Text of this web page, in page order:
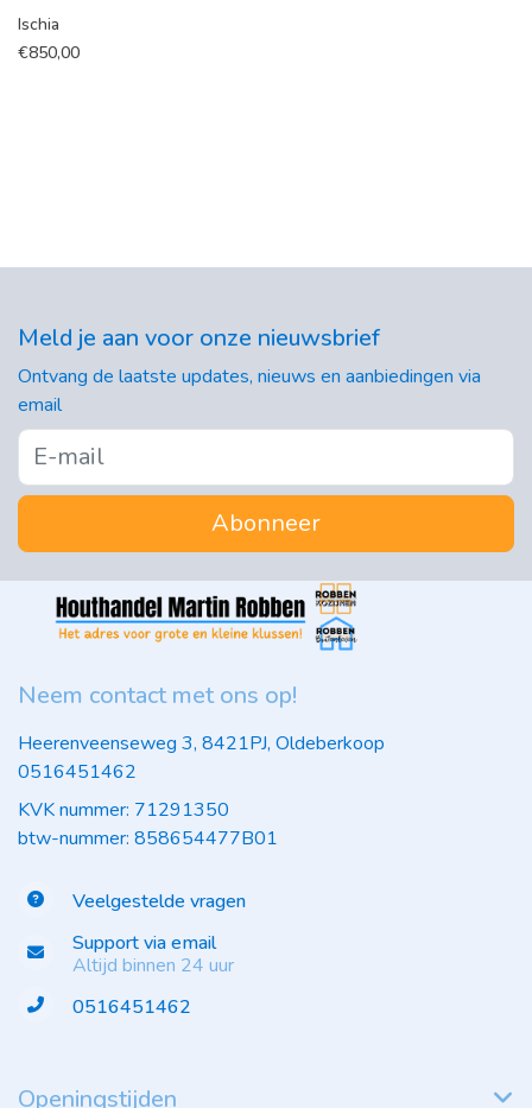
Ischia
€850,00
Meld je aan voor onze nieuwsbrief
Ontvang de laatste updates, nieuws en aanbiedingen via
email
Abonneer
Neem contact met ons op!
Heerenveenseweg 3, 8421PJ, Oldeberkoop
0516451462
KVK nummer: 71291350
btw-nummer: 858654477B01
Veelgestelde vragen
Support via email
Altijd binnen 24 uur
0516451462
Openingstijden